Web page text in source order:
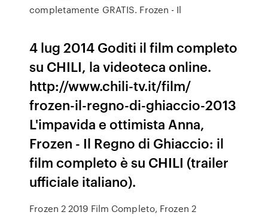
completamente GRATIS. Frozen - Il
4 lug 2014 Goditi il film completo
su CHILI, la videoteca online.
http://www.chili-tv.it/film/
frozen-il-regno-di-ghiaccio-2013
L'impavida e ottimista Anna,
Frozen - Il Regno di Ghiaccio: il
film completo è su CHILI (trailer
ufficiale italiano).
Frozen 2 2019 Film Completo, Frozen 2